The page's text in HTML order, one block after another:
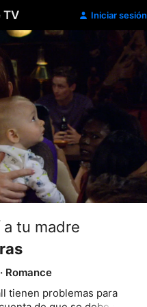
TV Iniciar sesión
tu madre
· Romance
tienen problemas para